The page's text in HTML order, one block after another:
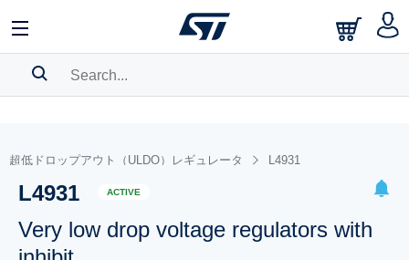
BOOKMARK
Pleaselog in to show your saved searches.
超低ドロップアウト（ULDO）レギュレータ L4931
L4931 ACTIVE
Very low drop voltage regulators with